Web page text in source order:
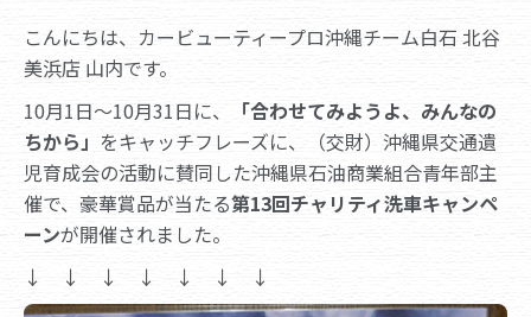
こんにちは、カービューティープロ沖縄チーム白石 北谷
美浜店 山内です。
10月1日～10月31日に、
「合わせてみようよ、みんなの
ちから」 をキャッチフレーズに、（交財）沖縄県交通遺
児育成会の活動に賛同した沖縄県石油商業組合青年部主
催で、豪華賞品が当たる第13回チャリティ洗車キャンペ
ーンが開催されました。
↓ ↓ ↓ ↓ ↓ ↓ ↓